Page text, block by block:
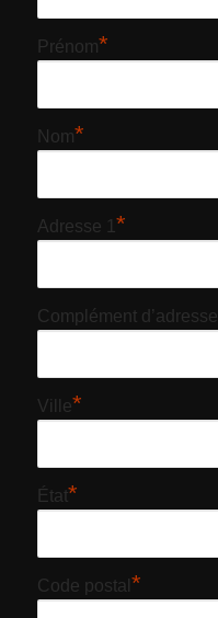
Prénom*
Nom*
Adresse 1*
Complément d’adresse
Ville*
État*
Code postal*